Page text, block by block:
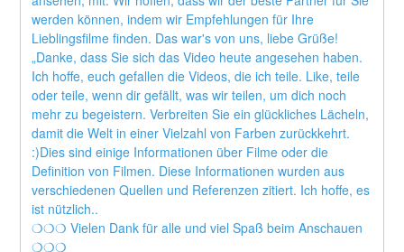
werden können, indem wir Empfehlungen für Ihre
Lieblingsfilme finden. Das war's von uns, liebe Grüße!
„Danke, dass Sie sich das Video heute angesehen haben.
Ich hoffe, euch gefallen die Videos, die ich teile. Like, teile
oder teile, wenn dir gefällt, was wir teilen, um dich noch
mehr zu begeistern. Verbreiten Sie ein glückliches Lächeln,
damit die Welt in einer Vielzahl von Farben zurückkehrt.
:)Dies sind einige Informationen über Filme oder die
Definition von Filmen. Diese Informationen wurden aus
verschiedenen Quellen und Referenzen zitiert. Ich hoffe, es
ist nützlich..
❍❍❍ Vielen Dank für alle und viel Spaß beim Anschauen
❍❍❍